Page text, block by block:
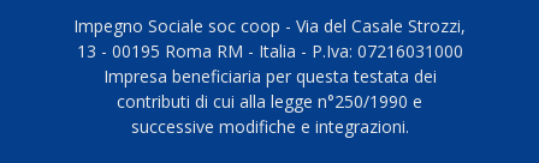
Impegno Sociale soc coop - Via del Casale Strozzi,
13 - 00195 Roma RM - Italia - P.Iva: 07216031000
Impresa beneficiaria per questa testata dei
contributi di cui alla legge n°250/1990 e
successive modifiche e integrazioni.